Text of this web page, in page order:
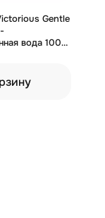
Gentle
вода 100